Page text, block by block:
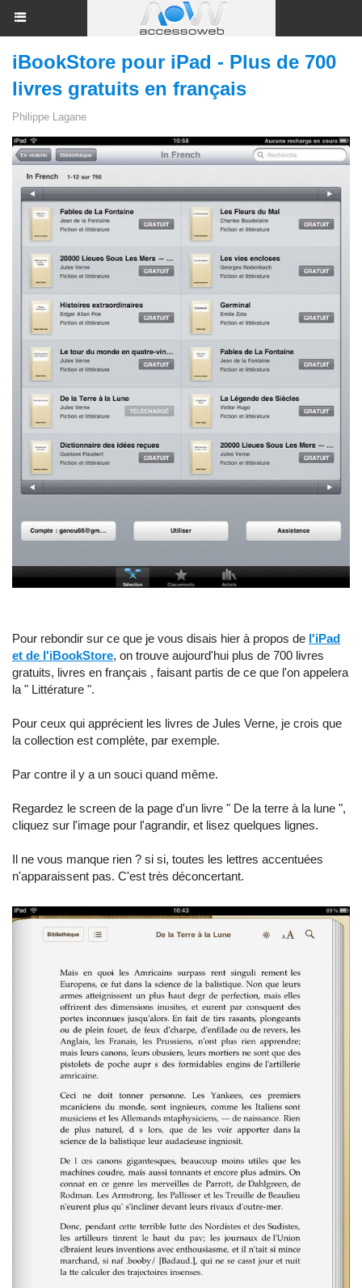
iBookStore pour iPad - Plus de 700
livres gratuits en français
Philippe Lagane
Pour rebondir sur ce que je vous disais hier à propos de l'iPad
et de l'iBookStore, on trouve aujourd'hui plus de 700 livres
gratuits, livres en français , faisant partis de ce que l'on appelera
la " Littérature ".
Pour ceux qui apprécient les livres de Jules Verne, je crois que
la collection est complète, par exemple.
Par contre il y a un souci quand même.
Regardez le screen de la page d'un livre " De la terre à la lune ",
cliquez sur l'image pour l'agrandir, et lisez quelques lignes.
Il ne vous manque rien ? si si, toutes les lettres accentuées
n'apparaissent pas. C'est très déconcertant.